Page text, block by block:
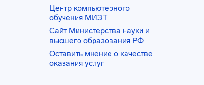
Центр компьютерного
обучения МИЭТ
Сайт Министерства науки и
высшего образования РФ
Оставить мнение о качестве
оказания услуг